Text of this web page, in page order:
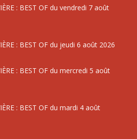
: BEST OF du vendredi 7 août
: BEST OF du jeudi 6 août 2026
: BEST OF du mercredi 5 août
: BEST OF du mardi 4 août